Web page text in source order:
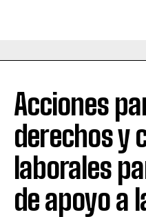
Acciones
derechos y
laborales
de apoyo a